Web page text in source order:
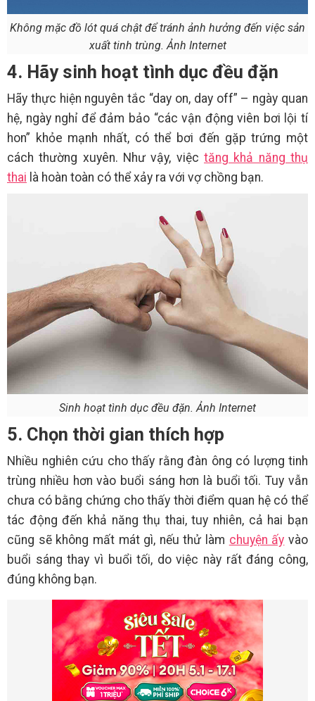
Không mặc đồ lót quá chật để tránh ảnh hưởng đến việc sản
xuất tinh trùng. Ảnh Internet
4. Hãy sinh hoạt tình dục đều đặn
Hãy thực hiện nguyên tắc “day on, day off” – ngày quan
hệ, ngày nghỉ để đảm bảo “các vận động viên bơi lội tí
hon” khỏe mạnh nhất, có thể bơi đến gặp trứng một
cách thường xuyên. Như vậy, việc tăng khả năng thụ
thai là hoàn toàn có thể xảy ra với vợ chồng bạn.
Sinh hoạt tình dục đều đặn. Ảnh Internet
5. Chọn thời gian thích hợp
Nhiều nghiên cứu cho thấy rằng đàn ông có lượng tinh
trùng nhiều hơn vào buổi sáng hơn là buổi tối. Tuy vẫn
chưa có bằng chứng cho thấy thời điểm quan hệ có thể
tác động đến khả năng thụ thai, tuy nhiên, cả hai bạn
cũng sẽ không mất mát gì, nếu thử làm chuyện ấy vào
buổi sáng thay vì buổi tối, do việc này rất đáng công,
đúng không bạn.